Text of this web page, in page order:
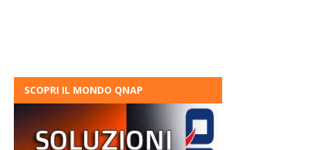
SCOPRI IL MONDO QNAP